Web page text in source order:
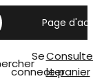
Page
Se
connecterle panier